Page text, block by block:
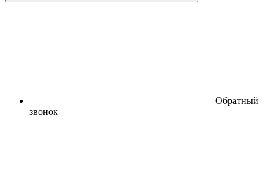
Обратный
звонок